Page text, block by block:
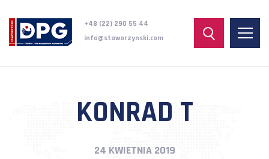
+48 (22) 290 55 44
info@staworzynski.com
KONRAD T
24 KWIETNIA 2019